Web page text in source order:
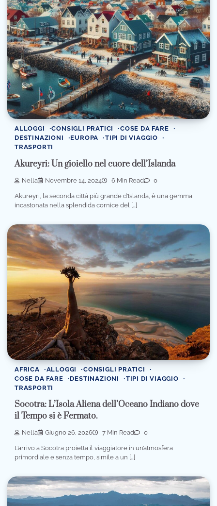
ALLOGGI CONSIGLI PRATICI
COSE DA FARE
DESTINAZIONI
EUROPA
TIPI DI VIAGGIO
TRASPORTI
Akureyri: Un gioiello nel cuore dell’Islanda
Nella Novembre 14, 2024 6 Min Read 0
Akureyri, la seconda città più grande d’Islanda, è una gemma
incastonata nella splendida cornice del […]
AFRICA ALLOGGI
CONSIGLI PRATICI
COSE DA FARE
DESTINAZIONI
TIPI DI VIAGGIO
TRASPORTI
Socotra: L’Isola Aliena dell’Oceano Indiano dove
il Tempo si è Fermato.
Nella Giugno 26, 2026 7 Min Read 0
L’arrivo a Socotra proietta il viaggiatore in un’atmosfera
primordiale e senza tempo, simile a un […]